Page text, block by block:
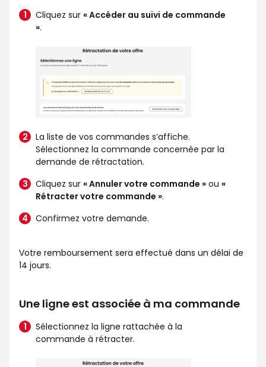
Cliquez sur « Accéder au suivi de commande
».
La liste de vos commandes s’affiche.
Sélectionnez la commande concernée par la
demande de rétractation.
Cliquez sur « Annuler votre commande » ou «
Rétracter votre commande ».
Confirmez votre demande.
Votre remboursement sera effectué dans un délai de
14 jours.
Une ligne est associée à ma commande
Sélectionnez la ligne rattachée à la
commande à rétracter.